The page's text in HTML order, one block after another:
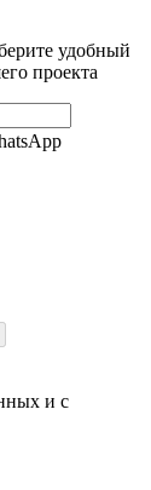
удобный
проекта
и с